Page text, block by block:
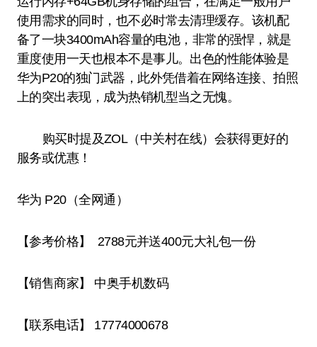
使用需求的同时，也不必时常去清理缓存。该机配
备了一块3400mAh容量的电池，非常的强悍，就是
重度使用一天也根本不是事儿。出色的性能体验是
华为P20的独门武器，此外凭借着在网络连接、拍照
上的突出表现，成为热销机型当之无愧。
购买时提及ZOL（中关村在线）会获得更好的
服务或优惠！
华为 P20（全网通）
【参考价格】 2788元并送400元大礼包一份
【销售商家】 中奥手机数码
【联系电话】 17774000678